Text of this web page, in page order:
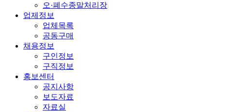
오·폐수종말처리장
업제정보
업체목록
공동구매
채용정보
구인정보
구직정보
홍보센터
공지사항
보도자료
자료실